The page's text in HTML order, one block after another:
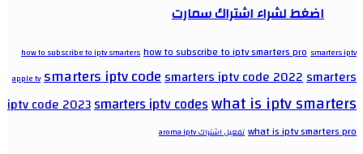
اضغط لشراء اشتراك سمارت
how to subscribe to iptv smarters how to subscribe to iptv smarters pro smarters iptv
apple tv smarters iptv codesmarters iptv code 2022smarters
iptv code 2023smarters iptv codeswhat is iptv smarters
what is iptv smarters pro تفعيل اشتراك aroma iptv